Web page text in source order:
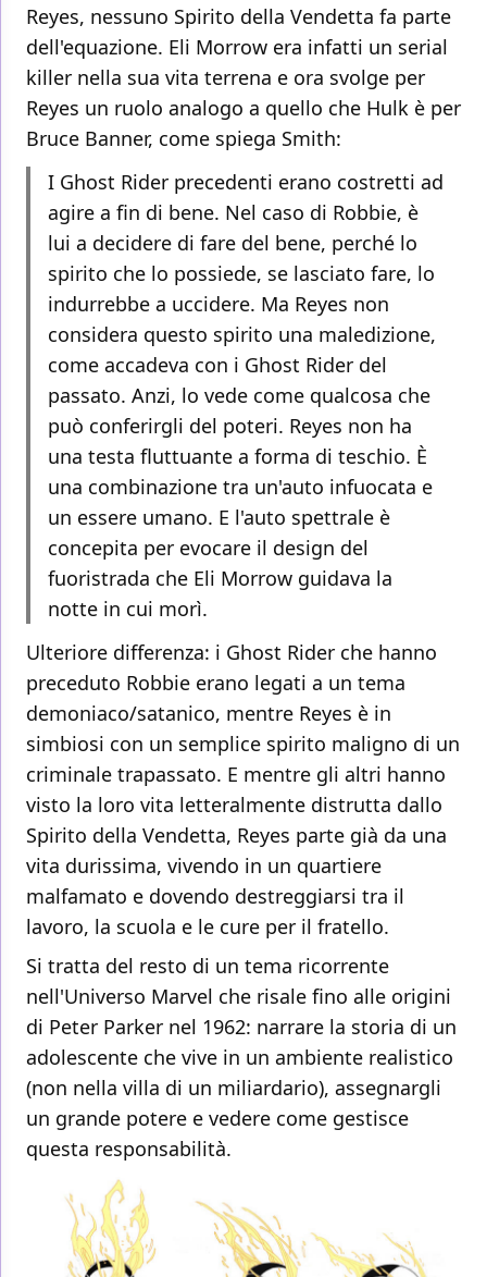
Reyes, nessuno Spirito della Vendetta fa parte
dell'equazione. Eli Morrow era infatti un serial
killer nella sua vita terrena e ora svolge per
Reyes un ruolo analogo a quello che Hulk è per
Bruce Banner, come spiega Smith:
I Ghost Rider precedenti erano costretti ad
agire a fin di bene. Nel caso di Robbie, è
lui a decidere di fare del bene, perché lo
spirito che lo possiede, se lasciato fare, lo
indurrebbe a uccidere. Ma Reyes non
considera questo spirito una maledizione,
come accadeva con i Ghost Rider del
passato. Anzi, lo vede come qualcosa che
può conferirgli del poteri. Reyes non ha
una testa fluttuante a forma di teschio. È
una combinazione tra un'auto infuocata e
un essere umano. E l'auto spettrale è
concepita per evocare il design del
fuoristrada che Eli Morrow guidava la
notte in cui morì.
Ulteriore differenza: i Ghost Rider che hanno
preceduto Robbie erano legati a un tema
demoniaco/satanico, mentre Reyes è in
simbiosi con un semplice spirito maligno di un
criminale trapassato. E mentre gli altri hanno
visto la loro vita letteralmente distrutta dallo
Spirito della Vendetta, Reyes parte già da una
vita durissima, vivendo in un quartiere
malfamato e dovendo destreggiarsi tra il
lavoro, la scuola e le cure per il fratello.
Si tratta del resto di un tema ricorrente
nell'Universo Marvel che risale fino alle origini
di Peter Parker nel 1962: narrare la storia di un
adolescente che vive in un ambiente realistico
(non nella villa di un miliardario), assegnargli
un grande potere e vedere come gestisce
questa responsabilità.